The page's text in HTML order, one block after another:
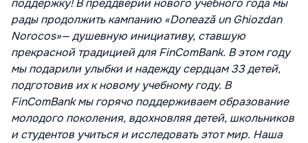
поддержку! В преддверии нового учебного года мы
рады продолжить кампанию «Donează un Ghiozdan
Norocos»— душевную инициативу, ставшую
прекрасной традицией для FinComBank. В этом году
мы подарили улыбки и надежду сердцам 33 детей,
подготовив их к новому учебному году. В
FinComBank мы горячо поддерживаем образование
молодого поколения, вдохновляя детей, школьников
и студентов учиться и исследовать этот мир. Наша